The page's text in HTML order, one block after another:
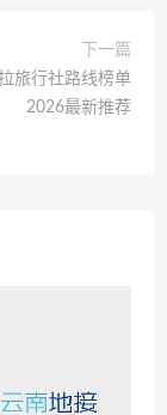
下一篇
旅行社路线榜单
2026最新推荐